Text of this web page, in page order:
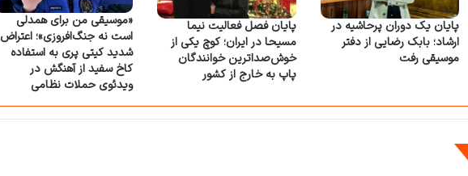
پایان یک دوران پرحاشیه در
ارشاد؛ بابک رضایی از دفتر
موسیقی رفت
پایان فصل فعالیت نیما
مسیحا در ایران؛ کوچ یکی از
خوش‌صداترین خوانندگان
پاپ به خارج از کشور
«موسیقی من برای همدلی
است نه جنگ‌افروزی»؛ اعتراض
شدید کیتی پری به استفاده
کاخ سفید از آهنگش در
ویدئوی حملات نظامی